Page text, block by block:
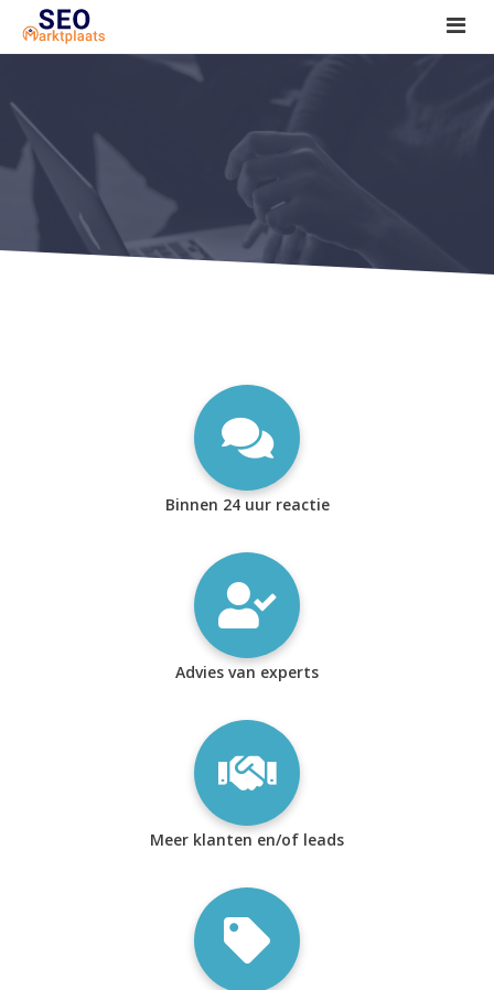
SEO tools reviews
Marketeer bij jou in de buurt?
Offerte
1. Seo voor beginners +
2. Onderzoeken +
Binnen 24 uur reactie
Advies van experts
Meer klanten en/of leads